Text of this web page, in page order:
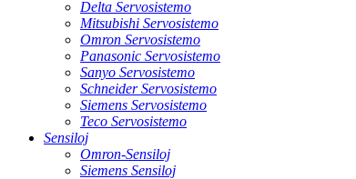
Delta Servosistemo
Mitsubishi Servosistemo
Omron Servosistemo
Panasonic Servosistemo
Sanyo Servosistemo
Schneider Servosistemo
Siemens Servosistemo
Teco Servosistemo
Sensiloj
Omron-Sensiloj
Siemens Sensiloj